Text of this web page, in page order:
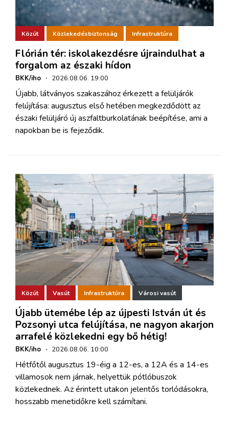
Közút Közlekedésbiztonság Infrastruktúra
Flórián tér: iskolakezdésre újraindulhat a
forgalom az északi hídon
BKK/iho · 2026.08.06. 19:00
Újabb, látványos szakaszához érkezett a felüljárók
felújítása: augusztus első hetében megkezdődött az
északi felüljáró új aszfaltburkolatának beépítése, ami a
napokban be is fejeződik.
Közút Vasút Infrastruktúra Városi vasút
Újabb ütemébe lép az újpesti István út és
Pozsonyi utca felújítása, ne nagyon akarjon
arrafelé közlekedni egy bő hétig!
BKK/iho · 2026.08.06. 10:00
Hétfőtől augusztus 19-éig a 12-es, a 12A és a 14-es
villamosok nem járnak, helyettük pótlóbuszok
közlekednek. Az érintett utakon jelentős torlódásokra,
hosszabb menetidőkre kell számítani.